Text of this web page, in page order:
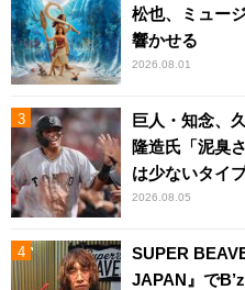
松也、ミュー
響かせる
2026.08.01
巨人・知念、
隆造氏「泥臭
は少ないタイプ
2026.08.05
SUPER
JAPAN』で